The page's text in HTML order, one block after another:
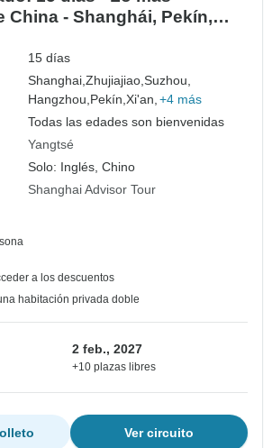
China - Shanghái, Pekín,
15 días
Shanghai,Zhujiajiao,Suzhou,
Hangzhou,Pekín,Xi'an, +4 más
Todas las edades son bienvenidas
Yangtsé
Solo: Inglés, Chino
Shanghai Advisor Tour
a los descuentos
habitación privada doble
2 feb., 2027
+10 plazas libres
Ver circuito